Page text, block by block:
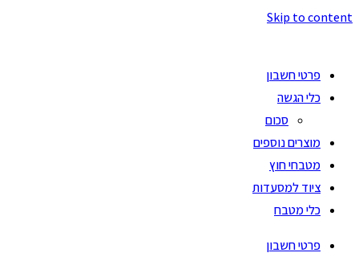
Skip to content
פרטי חשבון
כלי הגשה
סכום
מוצרים נוספים
מטבחי חוץ
ציוד למסעדות
כלי מטבח
פרטי חשבון